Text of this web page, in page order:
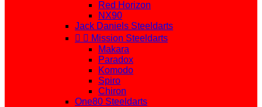
Red Horizon
NX90
Jack Daniels Steeldarts
  Mission Steeldarts
Makara
Paradox
Komodo
Spiro
Chiron
One80 Steeldarts